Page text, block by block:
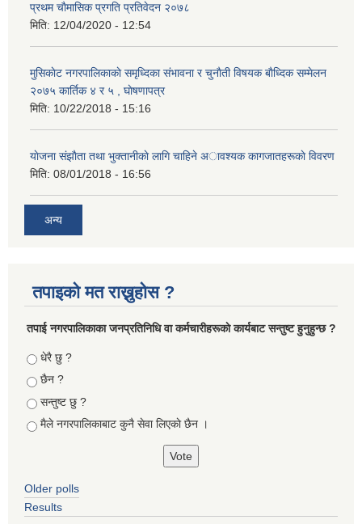
प्रथम चाैमासिक प्रगति प्रतिवेदन २०७८
मिति: 12/04/2020 - 12:54
मुसिकाेट नगरपालिकाकाे समृध्दिका संभावना र चुनाैती विषयक बाैध्दिक सम्मेलन
२०७५ कार्तिक ४ र ५ , घाेषणापत्र
मिति: 10/22/2018 - 15:16
याेजना संझाैता तथा भुक्तानीकाे लागि चाहिने अावश्यक कागजातहरूकाे विवरण
मिति: 08/01/2018 - 16:56
अन्य
तपाइको मत राख्नुहोस ?
तपा‌ई नगरपालिकाका जनप्रतिनिधि वा कर्मचारीहरूकाे कार्यबाट सन्तुष्ट हुनुहुन्छ ?
Choices
धेरै छु ?
छैन ?
सन्तुष्ट छु ?
मैले नगरपालिकाबाट कुनै सेवा लिएकाे छैन ।
Older polls
Results